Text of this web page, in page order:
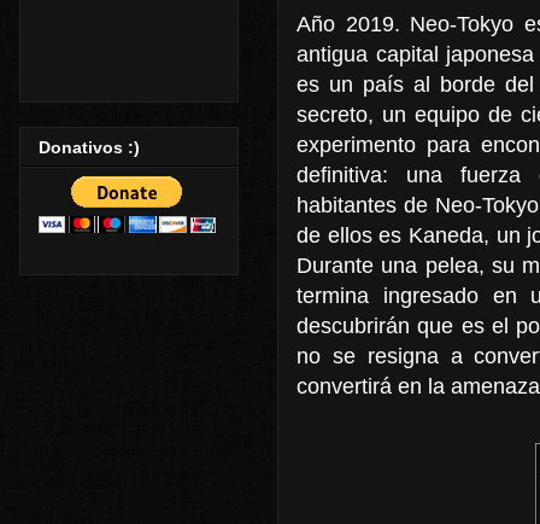
Año 2019. Neo-Tokyo
antigua capital
es un país al borde del
secreto, un equipo de
experimento para
definitiva: una fuerza
habitantes de Neo-
de ellos es Kaneda, un
Durante una pelea, su
termina ingresado en
descubrirán que es el
no se resigna a
convertirá en la
Donativos :)